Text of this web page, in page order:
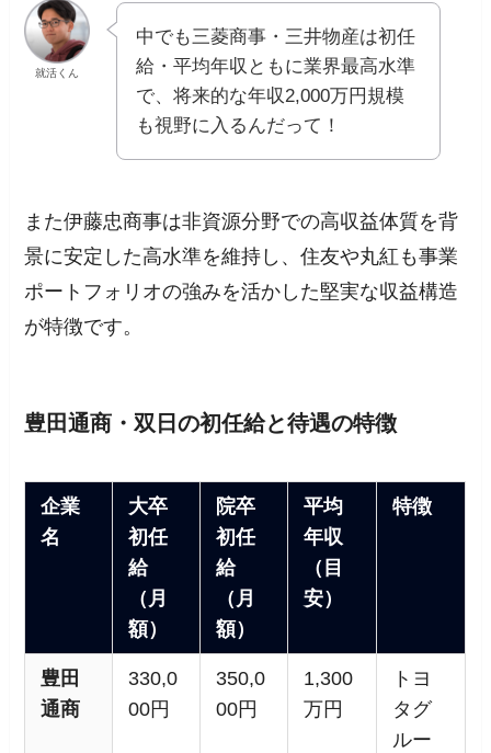
就活くん
中でも三菱商事・三井物産は初任
給・平均年収ともに業界最高水準
で、将来的な年収2,000万円規模
も視野に入るんだって！
また伊藤忠商事は非資源分野での高収益体質を背
景に安定した高水準を維持し、住友や丸紅も事業
ポートフォリオの強みを活かした堅実な収益構造
が特徴です。
豊田通商・双日の初任給と待遇の特徴
企業
名
大卒
初任
給
（月
額）
院卒
初任
給
（月
額）
平均
年収
（目
安）
特徴
豊田
通商
330,0
00円
350,0
00円
1,300
万円
トヨ
タグ
ルー